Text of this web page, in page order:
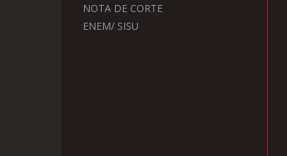
NOTA DE CORTE
ENEM/ SISU